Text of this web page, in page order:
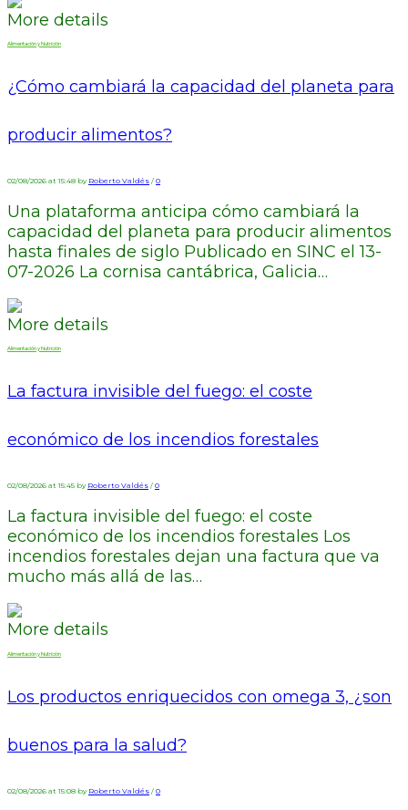
More details
Alimentación y Nutrición
¿Cómo cambiará la capacidad del planeta para
producir alimentos?
02/08/2026 at 15:48 by Roberto Valdés / 0
Una plataforma anticipa cómo cambiará la
capacidad del planeta para producir alimentos
hasta finales de siglo Publicado en SINC el 13-
07-2026 La cornisa cantábrica, Galicia…
More details
Alimentación y Nutrición
La factura invisible del fuego: el coste
económico de los incendios forestales
02/08/2026 at 15:45 by Roberto Valdés / 0
La factura invisible del fuego: el coste
económico de los incendios forestales Los
incendios forestales dejan una factura que va
mucho más allá de las…
More details
Alimentación y Nutrición
Los productos enriquecidos con omega 3, ¿son
buenos para la salud?
02/08/2026 at 15:08 by Roberto Valdés / 0